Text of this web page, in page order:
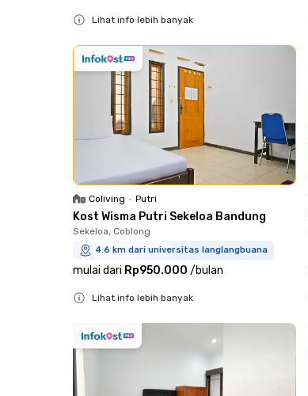
Lihat info lebih banyak
Coliving • Putri
Kost Wisma Putri Sekeloa Bandung
Sekeloa, Coblong
4.6 km dari universitas langlangbuana
mulai dari Rp950.000 /bulan
Lihat info lebih banyak